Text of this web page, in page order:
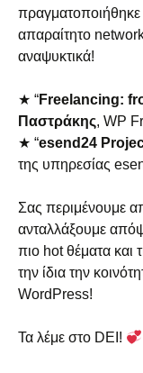
πραγματοποιήθηκε
απαραίτητο
αναψυκτικά!
★ “Freelancing:
Παστράκης, WP
★ “esend24
της υπηρεσίας
Σας περιμένουμε
ανταλλάξουμε
πιο hot θέματα και
την ίδια την
WordPress!
Τα λέμε στο DEI!